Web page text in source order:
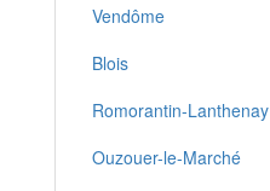
Vendôme
Blois
Romorantin-Lanthenay
Ouzouer-le-Marché